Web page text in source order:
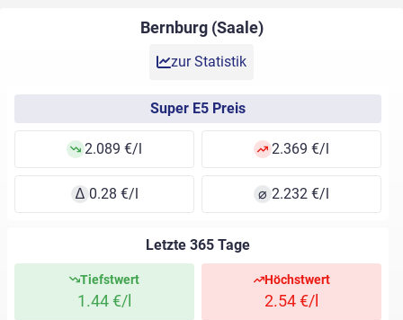
Bernburg (Saale)
zur Statistik
Super E5 Preis
2.089 €/l 2.369 €/l
∆ 0.28 €/l ⌀ 2.232 €/l
Letzte 365 Tage
Tiefstwert
1.44 €/l
Höchstwert
2.54 €/l